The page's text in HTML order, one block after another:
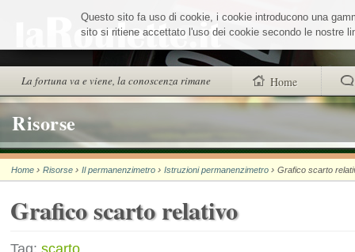
alla
navigazioneLa fortuna va e viene, la conoscenza rimane Home
trovi anche
Chi siamo
Wheel Quiz
Risorse
Questo sito fa uso di cookie, i cookie introducono una
sito si ritiene accettato l'uso dei cookie secondo le nostre
Home ›Risorse ›Il permanenzimetro ›Istruzioni permanenzimetro ›Grafico scarto
Grafico scarto relativo
Tag: scarto